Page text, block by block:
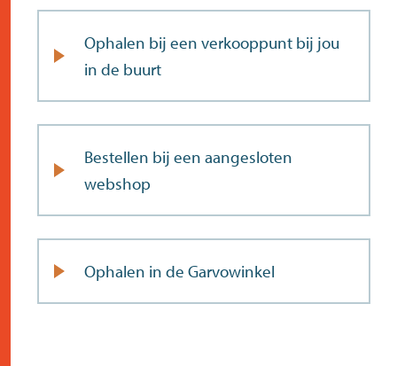
Ophalen bij een verkooppunt bij jou
in de buurt
Bestellen bij een aangesloten
webshop
Ophalen in de Garvowinkel